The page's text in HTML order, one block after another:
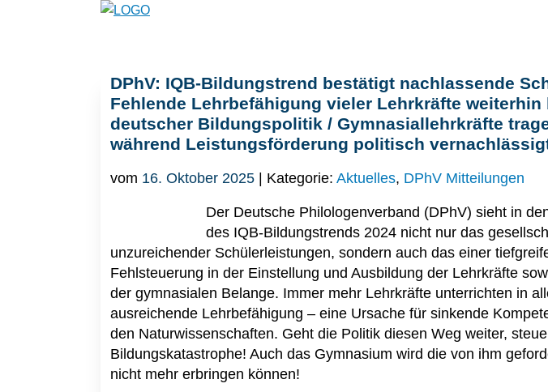
DPhV: IQB-Bildungstrend bestätigt nachlassende
Fehlende Lehrbefähigung vieler Lehrkräfte weiterhin
deutscher Bildungspolitik / Gymnasiallehrkräfte
während Leistungsförderung politisch
vom 16. Oktober 2025 | Kategorie: Aktuelles, DPhV Mitteilungen
Der Deutsche Philologenverband (DPhV) sieht in
des IQB-Bildungstrends 2024 nicht nur das
unzureichender Schülerleistungen, sondern auch das einer
Fehlsteuerung in der Einstellung und Ausbildung der Lehrkräfte
der gymnasialen Belange. Immer mehr Lehrkräfte unterrichten in
ausreichende Lehrbefähigung – eine Ursache für sinkende
den Naturwissenschaften. Geht die Politik diesen Weg weiter,
Bildungskatastrophe! Auch das Gymnasium wird die von ihm
nicht mehr erbringen können!